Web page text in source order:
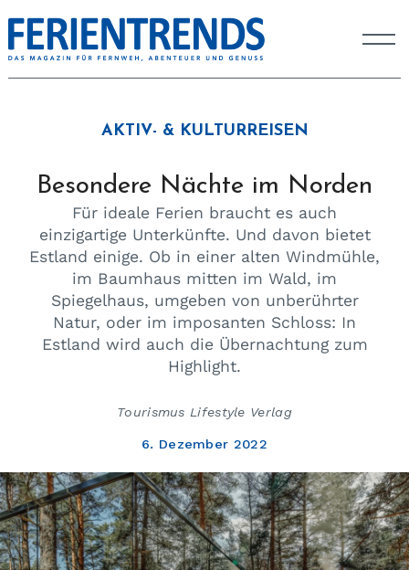
AKTIV- & KULTURREISEN
Besondere Nächte im Norden
Für ideale Ferien braucht es auch
einzigartige Unterkünfte. Und davon bietet
Estland einige. Ob in einer alten Windmühle,
im Baumhaus mitten im Wald, im
Spiegelhaus, umgeben von unberührter
Natur, oder im imposanten Schloss: In
Estland wird auch die Übernachtung zum
Highlight.
Tourismus Lifestyle Verlag
6. Dezember 2022